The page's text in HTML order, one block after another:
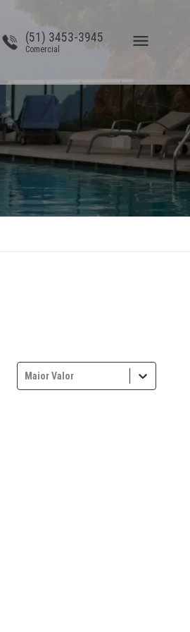
(51) 3453-3945
Comercial
Maior Valor